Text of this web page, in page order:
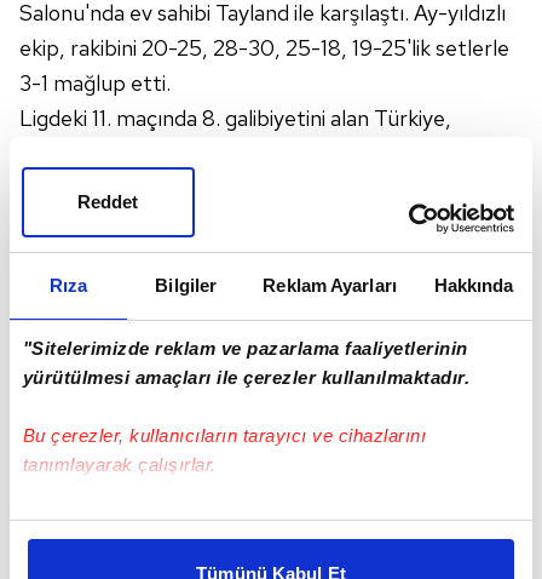
Rıza Bilgiler Reklam Ayarları Hakkında
"Sitelerimizde reklam ve pazarlama faaliyetlerinin
yürütülmesi amaçları ile çerezler kullanılmaktadır.
Bu çerezler, kullanıcıların tarayıcı ve cihazlarını
tanımlayarak çalışırlar.
Bu çerezlere izin vermeniz halinde sizlere özel
Tümünü Kabul Et
Reddet
Salonu'nda ev sahibi Tayland ile karşılaştı. Ay-yıldızlı
ekip, rakibini 20-25, 28-30, 25-18, 19-25'lik setlerle
3-1 mağlup etti.
Ligdeki 11. maçında 8. galibiyetini alan Türkiye,
A Milli Kadın Voleybol Takımı, 4. haftadaki üçüncü
maçında yarın TSİ 11.05'te Güney Kore ile
karşılaşacak.
Salon: Chatchai
Hakemler: Xingbiao Chen (Çin), Michail Themelis
(Yunanistan)
Kongyat, On Moksri (Chaisri, Apinyapong,
Kanthong, Sittirak, Tomkom)
Meliha İsmailoğlu, Eda Erdem Dündar, Meryem Boz